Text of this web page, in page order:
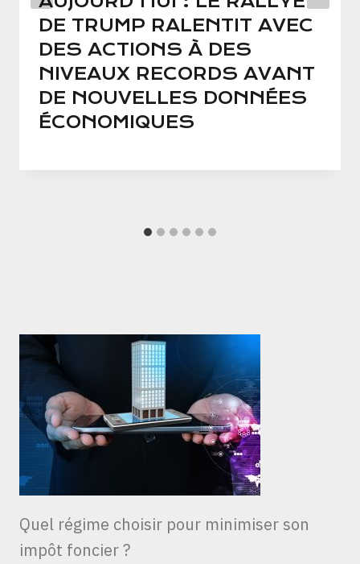
DE TRUMP RALENTIT AVEC
DES ACTIONS À DES
NIVEAUX RECORDS AVANT
DE NOUVELLES DONNÉES
ÉCONOMIQUES
Quel régime choisir pour minimiser son
impôt foncier ?